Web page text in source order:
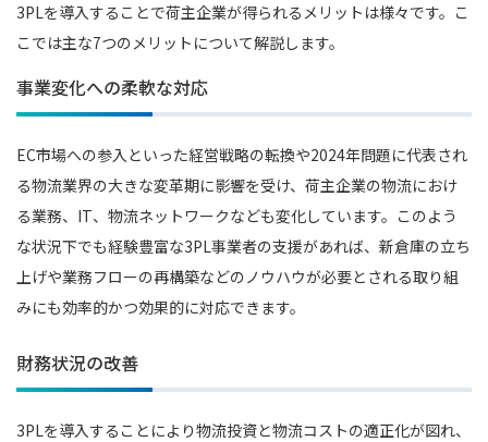
3PLを導入することで荷主企業が得られるメリットは様々です。こ
こでは主な7つのメリットについて解説します。
事業変化への柔軟な対応
EC市場への参入といった経営戦略の転換や2024年問題に代表され
る物流業界の大きな変革期に影響を受け、荷主企業の物流におけ
る業務、IT、物流ネットワークなども変化しています。このよう
な状況下でも経験豊富な3PL事業者の支援があれば、新倉庫の立ち
上げや業務フローの再構築などのノウハウが必要とされる取り組
みにも効率的かつ効果的に対応できます。
財務状況の改善
3PLを導入することにより物流投資と物流コストの適正化が図れ、